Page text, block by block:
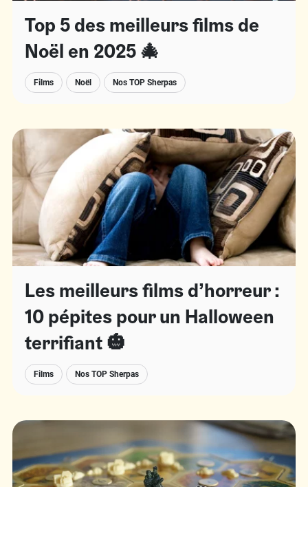
Top 5 des meilleurs films de
Noël en 2025 🎄
Films Noël Nos TOP Sherpas
Les meilleurs films d’horreur :
10 pépites pour un Halloween
terrifiant 🎃
Films Nos TOP Sherpas